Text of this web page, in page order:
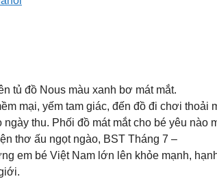
tủ đồ Nous màu xanh bơ mát mắt.
mại, yếm tam giác, đến đồ đi chơi thoải
thu. Phối đồ mát mắt cho bé yêu nào
thơ ấu ngọt ngào, BST Tháng 7 –
em bé Việt Nam lớn lên khỏe mạnh,